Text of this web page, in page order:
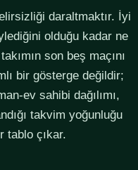
daraltmaktır. İyi
olduğu kadar ne
son beş maçını
bir gösterge değildir;
ev sahibi dağılımı,
takvim yoğunluğu
tablo çıkar.